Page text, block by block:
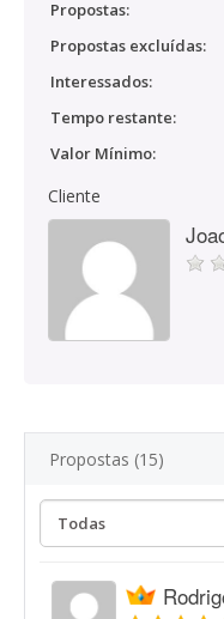
Propostas:
Propostas excluídas:
Interessados:
Tempo restante:
Valor Mínimo:
Cliente
Propostas (15)